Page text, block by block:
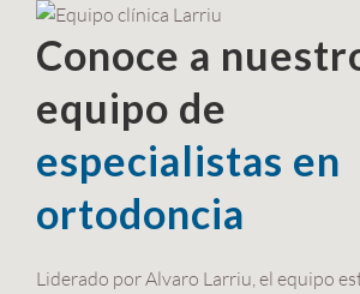
Conoce a
equipo de
especialistas en
ortodoncia
Liderado por Alvaro Larriu, el equipo